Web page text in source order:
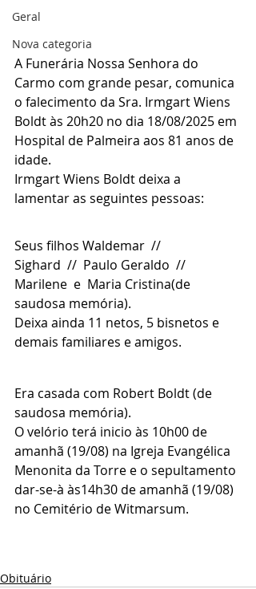
Geral
Nova categoria
A Funerária Nossa Senhora do
Carmo com grande pesar, comunica
o falecimento da Sra. Irmgart Wiens
Boldt às 20h20 no dia 18/08/2025 em
Hospital de Palmeira aos 81 anos de
idade.
Irmgart Wiens Boldt deixa a
lamentar as seguintes pessoas:
Seus filhos Waldemar  //
Sighard  //  Paulo Geraldo  //
Marilene  e  Maria Cristina(de
saudosa memória).
Deixa ainda 11 netos, 5 bisnetos e
demais familiares e amigos.
Era casada com Robert Boldt (de
saudosa memória).
O velório terá inicio às 10h00 de
amanhã (19/08) na Igreja Evangélica
Menonita da Torre e o sepultamento
dar-se-à às14h30 de amanhã (19/08)
no Cemitério de Witmarsum.
Obituário